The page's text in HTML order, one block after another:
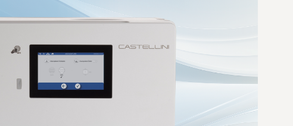
Skema 8
Skema 6
Cart quirúrgico